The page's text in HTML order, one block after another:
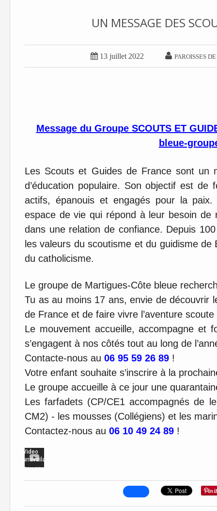
UN MESSAGE DES
 13 juillet 2022  PAROISSES
Message du Groupe SCOUTS ET
bleue-
Les Scouts et Guides de France sont un
d’éducation populaire. Son objectif est
actifs, épanouis et engagés pour la paix.
espace de vie qui répond à leur besoin de
dans une relation de confiance. Depuis
les valeurs du scoutisme et du guidisme de
du catholicisme.
Le groupe de Martigues-Côte bleue
Tu as au moins 17 ans, envie de découvrir
de France et de faire vivre l’aventure
Le mouvement accueille, accompagne et
s’engagent à nos côtés tout au long de
Contacte-nous au 06 95 59 26 89 !
Votre enfant souhaite s’inscrire à la
Le groupe accueille à ce jour une
Les farfadets (CP/CE1 accompagnés de
CM2) - les mousses (Collégiens) et les
Contactez-nous au 06 10 49 24 89 !